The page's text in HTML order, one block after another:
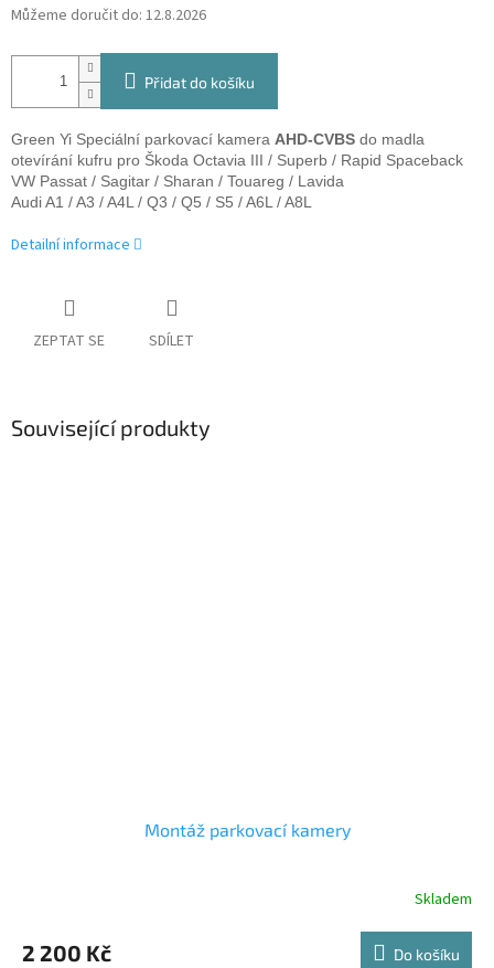
Můžeme doručit do: 12.8.2026
Přidat do košíku
Green Yi Speciální parkovací kamera AHD-CVBS do madla
otevírání kufru pro Škoda Octavia III / Superb / Rapid Spaceback
VW Passat / Sagitar / Sharan / Touareg / Lavida
Audi A1 / A3 / A4L / Q3 / Q5 / S5 / A6L / A8L
Detailní informace
ZEPTAT SE SDÍLET
Související produkty
Montáž parkovací kamery
Skladem
2 200 Kč Do košíku